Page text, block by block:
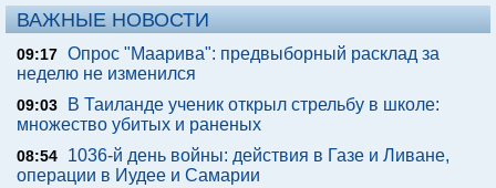
ВАЖНЫЕ НОВОСТИ
09:17 Опрос "Mаарива": предвыборный расклад за
неделю не изменился
09:03
В Таиланде ученик открыл стрельбу в школе:
множество убитых и раненых
08:54
1036-й день войны: действия в Газе и Ливане,
операции в Иудее и Самарии